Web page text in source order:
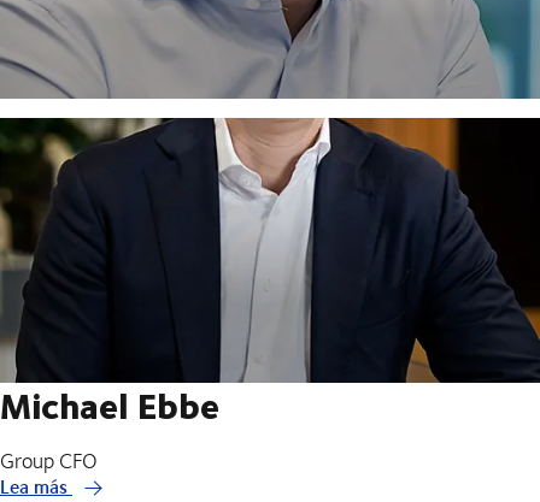
Michael Ebbe
Group CFO
Lea más